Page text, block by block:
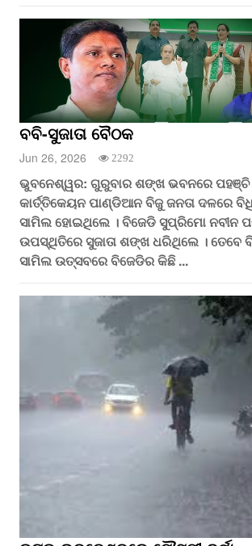
ବବି-ସୁଜାତା ବୈଠକ
Jun 26, 2026 2292
ଭୁବନେଶ୍ୱର: ଗୁରୁବାର ଶଙ୍ଖ ଭବନରେ ପହଞ୍ଚି
କାର୍ତ୍ତିକେୟନ ପାଣ୍ଡିଆନ ବିଜୁ ଜନତା ଦଳରେ
ସାମିଲ ହୋଇଥିଲେ । ବିଜେଡି ସୁପ୍ରିମୋ ନବୀନ
ଉପସ୍ଥିତିରେ ସୁଜାତା ଶଙ୍ଖ ଧରିଥିଲେ । ତେବେ
ସାମିଲ ଉତ୍ସବରେ ବିଜେଡିର କିଛି ...